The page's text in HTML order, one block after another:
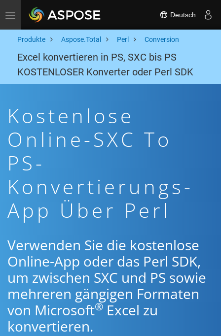
Toggle navigation Deutsch
Produkte Aspose.Total Perl Conversion
Excel konvertieren in PS, SXC bis PS
KOSTENLOSER Konverter oder Perl SDK
Kostenlose
Online-SXC To
PS-
Konvertierungs-
App Über Perl
Verwenden Sie die kostenlose
Online-App oder das Perl SDK,
um zwischen SXC und PS sowie
mehreren gängigen Formaten
von Microsoft® Excel zu
konvertieren.